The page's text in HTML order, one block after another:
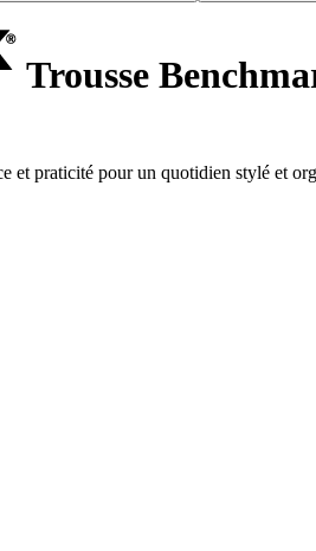
Trousse
et praticité pour un quotidien stylé et